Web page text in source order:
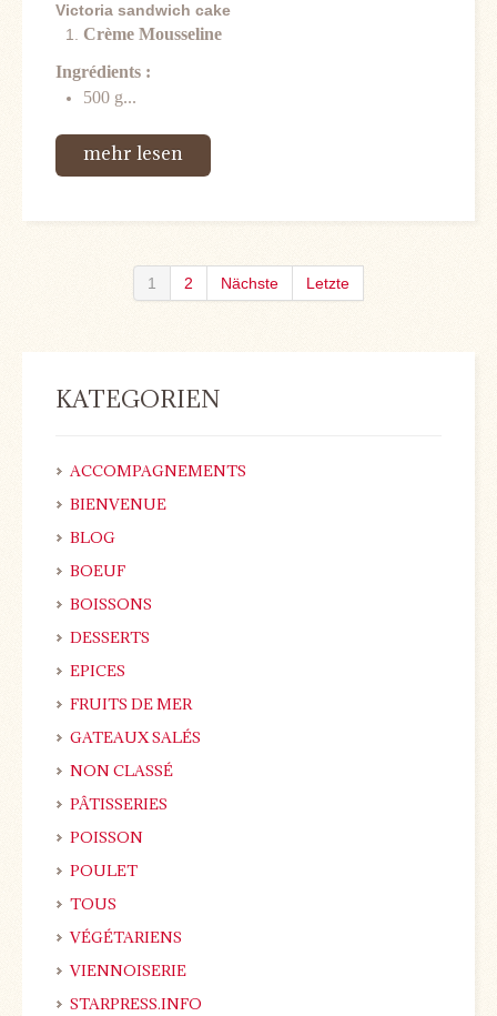
Victoria sandwich cake
Crème Mousseline
Ingrédients :
500 g...
mehr lesen
1 2 Nächste Letzte
KATEGORIEN
ACCOMPAGNEMENTS
BIENVENUE
BLOG
BOEUF
BOISSONS
DESSERTS
EPICES
FRUITS DE MER
GATEAUX SALÉS
NON CLASSÉ
PÂTISSERIES
POISSON
POULET
TOUS
VÉGÉTARIENS
VIENNOISERIE
STARPRESS.INFO